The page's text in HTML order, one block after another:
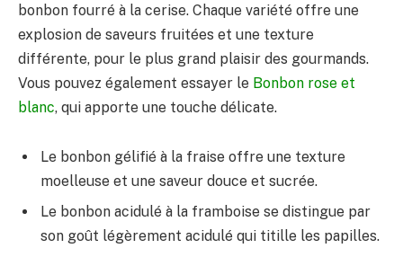
bonbon fourré à la cerise. Chaque variété offre une
explosion de saveurs fruitées et une texture
différente, pour le plus grand plaisir des gourmands.
Vous pouvez également essayer le Bonbon rose et
blanc, qui apporte une touche délicate.
Le bonbon gélifié à la fraise offre une texture
moelleuse et une saveur douce et sucrée.
Le bonbon acidulé à la framboise se distingue par
son goût légèrement acidulé qui titille les papilles.